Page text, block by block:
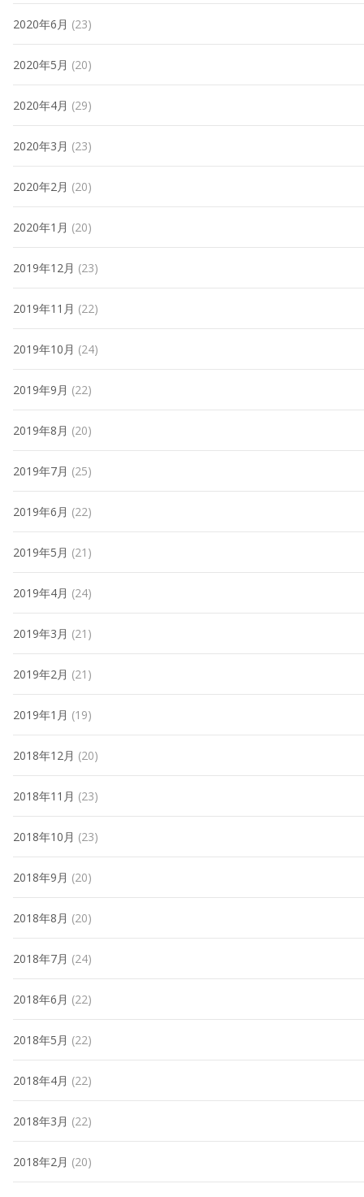
2020年6月 (23)
2020年5月 (20)
2020年4月 (29)
2020年3月 (23)
2020年2月 (20)
2020年1月 (20)
2019年12月 (23)
2019年11月 (22)
2019年10月 (24)
2019年9月 (22)
2019年8月 (20)
2019年7月 (25)
2019年6月 (22)
2019年5月 (21)
2019年4月 (24)
2019年3月 (21)
2019年2月 (21)
2019年1月 (19)
2018年12月 (20)
2018年11月 (23)
2018年10月 (23)
2018年9月 (20)
2018年8月 (20)
2018年7月 (24)
2018年6月 (22)
2018年5月 (22)
2018年4月 (22)
2018年3月 (22)
2018年2月 (20)